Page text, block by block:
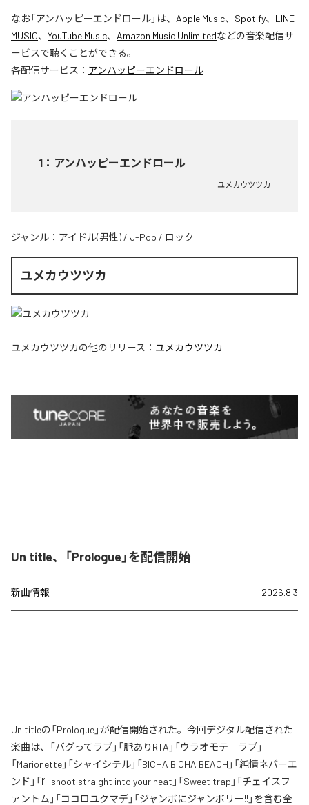
なお「アンハッピーエンドロール」は、 Apple Music、 Spotify、 LINE
MUSIC、 YouTube Music、 Amazon Music Unlimitedなどの音楽配信サ
ービスで聴くことができる。
各配信サービス： アンハッピーエンドロール
1 ： アンハッピーエンドロール
ユメカウツツカ
ジャンル： アイドル(男性) / J-Pop / ロック
ユメカウツツカ
ユメカウツツカの他のリリース： ユメカウツツカ
Un title、「Prologue」を配信開始
新曲情報 2026.8.3
Un titleの「Prologue」が配信開始された。今回デジタル配信された
楽曲は、「バグってラブ」「脈ありRTA」「ウラオモテ＝ラブ」
「Marionette」「シャイシテル」「BICHA BICHA BEACH」「純情ネバーエ
ンド」「I’ll shoot straight into your heat」「Sweet trap」「チェイスフ
ァントム」「ココロユクマデ」「ジャンボにジャンボリー!!」を含む全